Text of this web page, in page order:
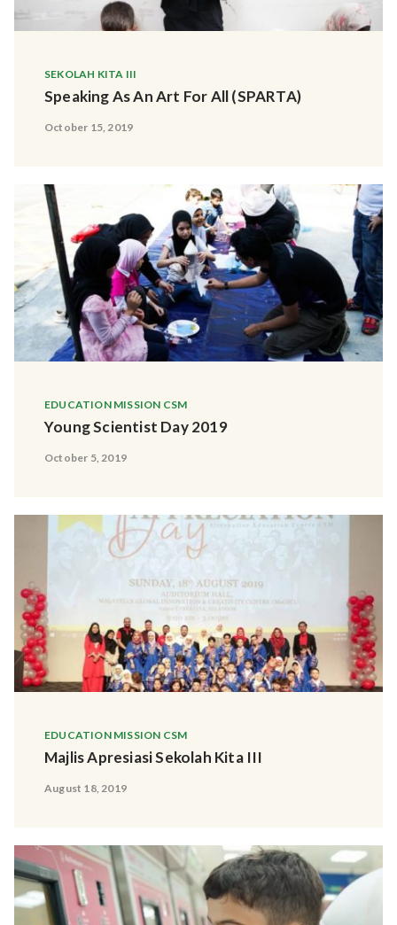
SEKOLAH KITA III
Speaking As An Art For All (SPARTA)
October 15, 2019
EDUCATION MISSION CSM
Young Scientist Day 2019
October 5, 2019
EDUCATION MISSION CSM
Majlis Apresiasi Sekolah Kita III
August 18, 2019